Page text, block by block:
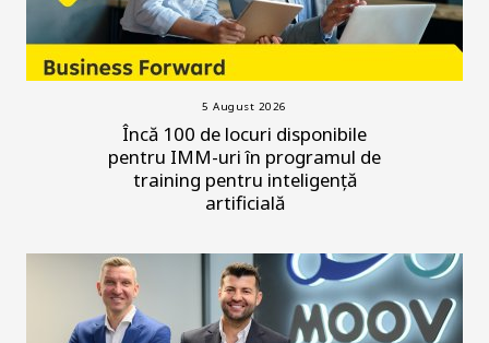
5 August 2026
Încă 100 de locuri disponibile
pentru IMM-uri în programul de
training pentru inteligență
artificială